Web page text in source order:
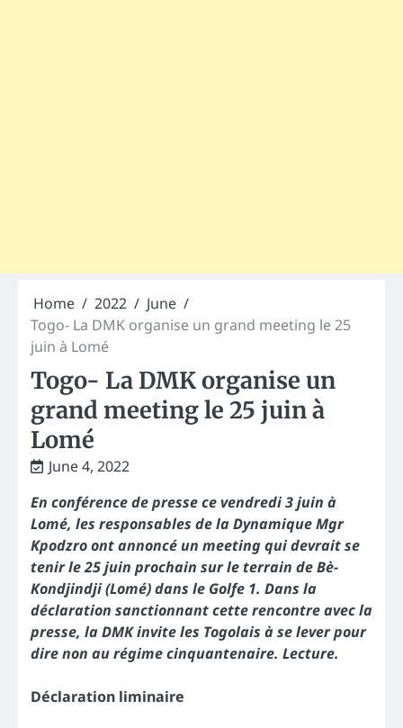
Home 2022
June
Togo- La DMK organise un grand meeting le 25
juin à Lomé
Togo- La DMK organise un
grand meeting le 25 juin à
Lomé
June 4, 2022
En conférence de presse ce vendredi 3 juin à
Lomé, les responsables de la Dynamique Mgr
Kpodzro ont annoncé un meeting qui devrait se
tenir le 25 juin prochain sur le terrain de Bè-
Kondjindji (Lomé) dans le Golfe 1. Dans la
déclaration sanctionnant cette rencontre avec la
presse, la DMK invite les Togolais à se lever pour
dire non au régime cinquantenaire. Lecture.
Déclaration liminaire